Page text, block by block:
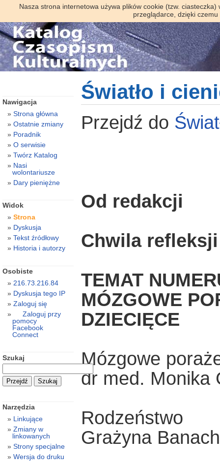
Nasza strona internetowa używa plików cookie (tzw.
przeglądarce, dzięki
Światło i
Przejdź do
Od redakcji
Chwila refleksji
TEMAT
MÓZGOWE
DZIECIĘCE
Mózgowe
dr med. Monika
Rodzeństwo
Grażyna
Nawigacja
Strona główna
Ostatnie zmiany
Poradnik
O serwisie
Twórz Katalog
Nasi
wolontariusze
Dary pieniężne
Widok
Strona
Dyskusja
Tekst źródłowy
Historia i autorzy
Osobiste
216.73.216.84
Dyskusja tego IP
Zaloguj się
Zaloguj przy
pomocy
Facebook
Connect
Szukaj
Narzędzia
Linkujące
Zmiany w
linkowanych
Strony specjalne
Wersja do druku